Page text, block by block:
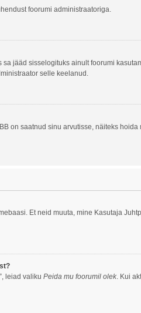
foorumi administraatoriga.
sa jääd sisselogituks ainult foorumi
selle keelanud.
on saatnud sinu arvutisse, näiteks
Et neid muuta, mine Kasutaja
leiad valiku Peida mu foorumil olek. Kui